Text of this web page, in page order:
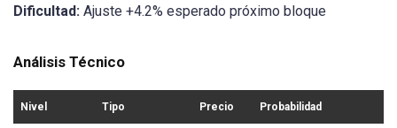
Dificultad: Ajuste +4.2% esperado próximo bloque
Análisis Técnico
Nivel Tipo Precio Probabilidad